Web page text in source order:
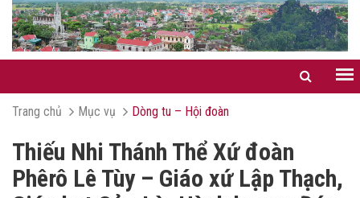
Trang chủ Mục vụ Dòng tu – Hội đoàn
Thiếu Nhi Thánh Thể Xứ đoàn
Phêrô Lê Tùy – Giáo xứ Lập Thạch,